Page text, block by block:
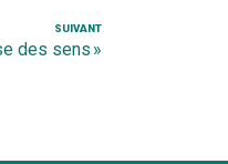
Article
SUIVANT
des sens »